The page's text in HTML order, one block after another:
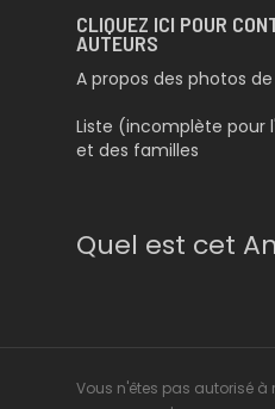
CLIQUEZ ICI POUR
AUTEURS
A propos des photos
Liste (incomplète pour
et des familles
Quel est cet
Vous n'êtes pas autorisé à